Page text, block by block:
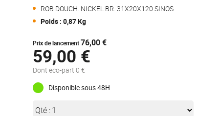
ROB DOUCH. NICKEL BR. 31X20X120 SINOS
Poids : 0,87 Kg
Prix de lancement76,00 €
59,00 €
Dont eco-part 0 €
Disponible sous 48H
Qté :